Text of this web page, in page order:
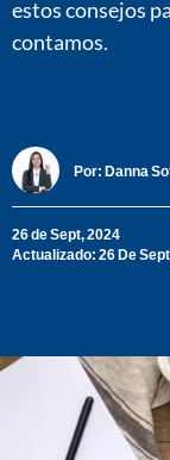
estos consejos
contamos.
Por: Danna
26 de Sept, 2024
Actualizado: 26 De